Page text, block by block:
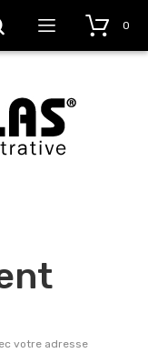
0
votre adresse